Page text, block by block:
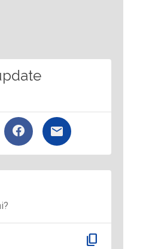
content_copy